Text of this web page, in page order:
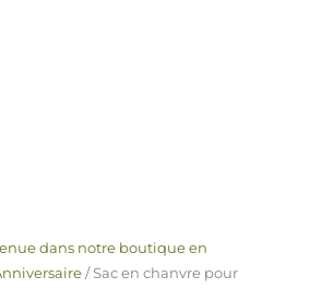
dans notre boutique en
/ Sac en chanvre pour